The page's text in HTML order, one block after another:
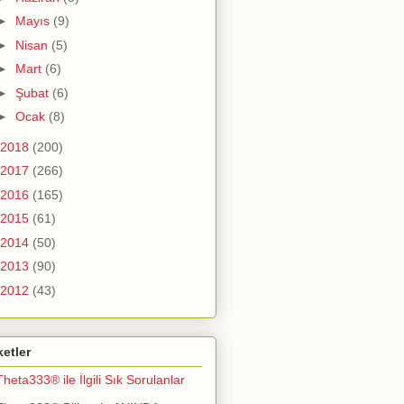
Mayıs (9)
Nisan (5)
Mart (6)
Şubat (6)
Ocak (8)
2018 (200)
2017 (266)
2016 (165)
2015 (61)
2014 (50)
2013 (90)
2012 (43)
ile İlgili Sık Sorulanlar